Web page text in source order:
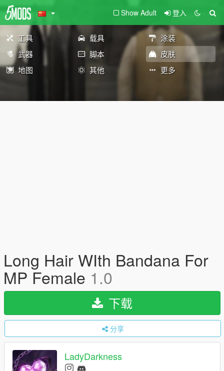
Show Adult 登入
工具 载具
涂装
武器
脚本
皮肤
地图
其他 更多
Long Hair WIth Bandana For
MP Female 1.0
下载
分享
LadyDarkness